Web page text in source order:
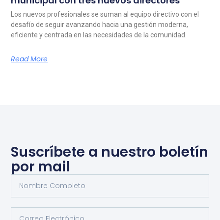
Los nuevos profesionales se suman al equipo directivo con el
desafío de seguir avanzando hacia una gestión moderna,
eficiente y centrada en las necesidades de la comunidad.
Read More
Suscríbete a nuestro boletín
por mail